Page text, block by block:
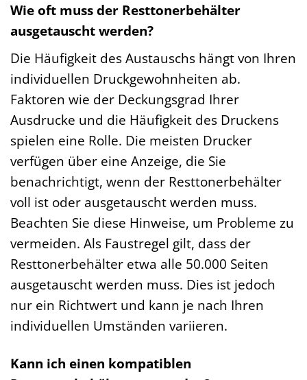
Wie oft muss der Resttonerbehälter
ausgetauscht werden?
Die Häufigkeit des Austauschs hängt von Ihren
individuellen Druckgewohnheiten ab.
Faktoren wie der Deckungsgrad Ihrer
Ausdrucke und die Häufigkeit des Druckens
spielen eine Rolle. Die meisten Drucker
verfügen über eine Anzeige, die Sie
benachrichtigt, wenn der Resttonerbehälter
voll ist oder ausgetauscht werden muss.
Beachten Sie diese Hinweise, um Probleme zu
vermeiden. Als Faustregel gilt, dass der
Resttonerbehälter etwa alle 50.000 Seiten
ausgetauscht werden muss. Dies ist jedoch
nur ein Richtwert und kann je nach Ihren
individuellen Umständen variieren.
Kann ich einen kompatiblen